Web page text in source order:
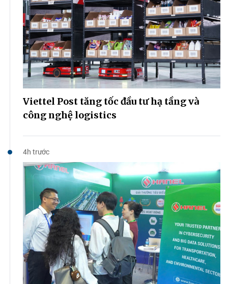
Viettel Post tăng tốc đầu tư hạ tầng và
công nghệ logistics
4h trước